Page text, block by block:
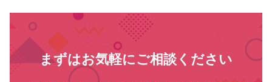
まずはお気軽にご相談ください